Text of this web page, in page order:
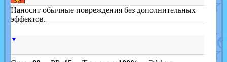
Наносит обычные повреждения без дополнительных
эффектов.
▼